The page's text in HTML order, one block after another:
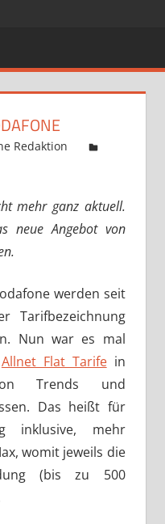
Redaktion
mehr ganz aktuell.
neue Angebot von
werden seit
Tarifbezeichnung
Nun war es mal
Allnet Flat Tarifein
Trends und
Das heißt für
inklusive, mehr
womit jeweils die
(bis zu 500